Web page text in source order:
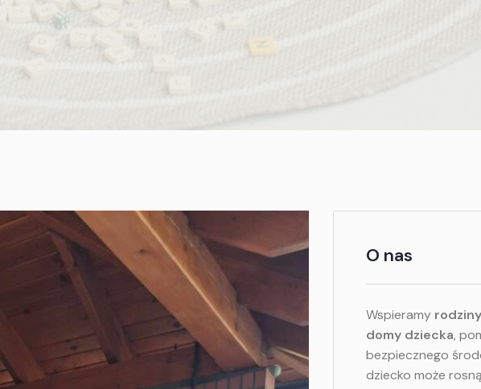
O nas
Wspieramy
domy dziecka,
bezpiecznego
dziecko może